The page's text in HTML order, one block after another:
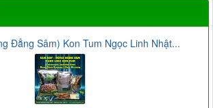
Đẳng Sâm) Kon Tum Ngọc Linh Nhật...